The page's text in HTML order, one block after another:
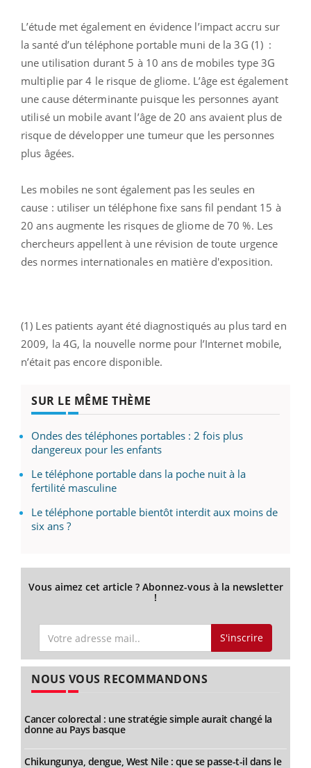
L’étude met également en évidence l’impact accru sur
la santé d’un téléphone portable muni de la 3G (1) :
une utilisation durant 5 à 10 ans de mobiles type 3G
multiplie par 4 le risque de gliome. L’âge est également
une cause déterminante puisque les personnes ayant
utilisé un mobile avant l’âge de 20 ans avaient plus de
risque de développer une tumeur que les personnes
plus âgées.
Les mobiles ne sont également pas les seules en
cause : utiliser un téléphone fixe sans fil pendant 15 à
20 ans augmente les risques de gliome de 70 %. Les
chercheurs appellent à une révision de toute urgence
des normes internationales en matière d'exposition.
(1) Les patients ayant été diagnostiqués au plus tard en
2009, la 4G, la nouvelle norme pour l’Internet mobile,
n’était pas encore disponible.
SUR LE MÊME THÈME
Ondes des téléphones portables : 2 fois plus
dangereux pour les enfants
Le téléphone portable dans la poche nuit à la
fertilité masculine
Le téléphone portable bientôt interdit aux moins de
six ans ?
Vous aimez cet article ? Abonnez-vous à la newsletter
!
S'inscrire
NOUS VOUS RECOMMANDONS
Cancer colorectal : une stratégie simple aurait changé la
donne au Pays basque
Chikungunya, dengue, West Nile : que se passe-t-il dans le